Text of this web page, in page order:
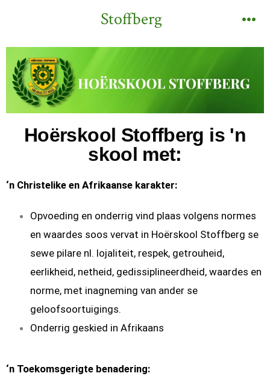
Stoffberg
Hoërskool Stoffberg is 'n
skool met:
‘n Christelike en Afrikaanse karakter:
Opvoeding en onderrig vind plaas volgens normes
en waardes soos vervat in Hoërskool Stoffberg se
sewe pilare nl. lojaliteit, respek, getrouheid,
eerlikheid, netheid, gedissiplineerdheid, waardes en
norme, met inagneming van ander se
geloofsoortuigings.
Onderrig geskied in Afrikaans
‘n Toekomsgerigte benadering: